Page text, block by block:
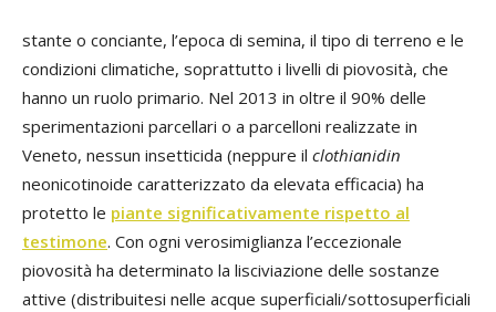
stante o conciante, l’epoca di semina, il tipo di terreno e le
condizioni climatiche, soprattutto i livelli di piovosità, che
hanno un ruolo primario. Nel 2013 in oltre il 90% delle
sperimentazioni parcellari o a parcelloni realizzate in
Veneto, nessun insetticida (neppure il clothianidin
neonicotinoide caratterizzato da elevata efficacia) ha
protetto le piante significativamente rispetto al
testimone. Con ogni verosimiglianza l’eccezionale
piovosità ha determinato la lisciviazione delle sostanze
attive (distribuitesi nelle acque superficiali/sottosuperficiali